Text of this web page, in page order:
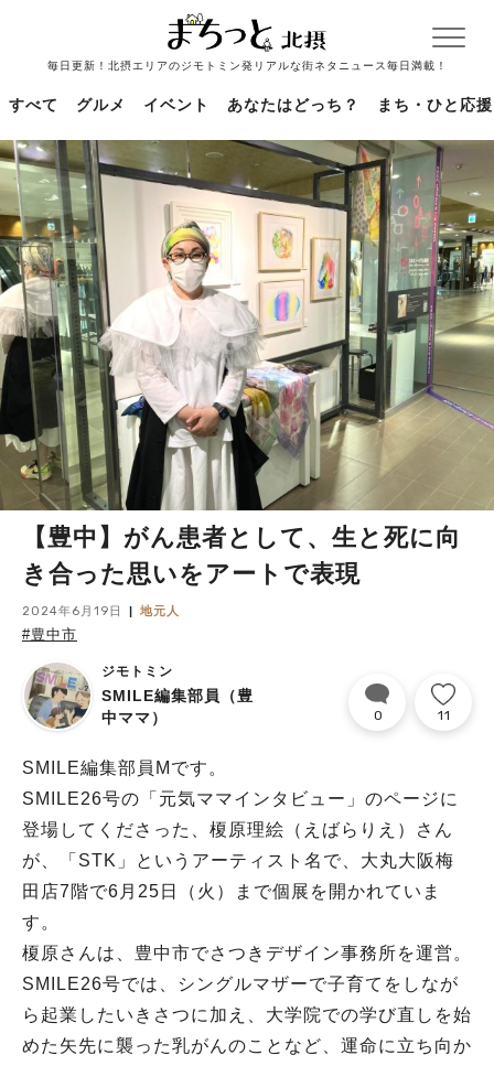
毎日更新！北摂エリアのジモトミン発リアルな街ネタニュース毎日満載！
すべて グルメ イベント あなたはどっち？ まち・ひと応援
【豊中】がん患者として、生と死に向
き合った思いをアートで表現
2024年6月19日 地元人
#豊中市
ジモトミン
SMILE編集部員（豊
中ママ）
0 11
SMILE編集部員Mです。
SMILE26号の「元気ママインタビュー」のページに
登場してくださった、榎原理絵（えばらりえ）さん
が、「STK」というアーティスト名で、大丸大阪梅
田店7階で6月25日（火）まで個展を開かれていま
す。
榎原さんは、豊中市でさつきデザイン事務所を運営。
SMILE26号では、シングルマザーで子育てをしなが
ら起業したいきさつに加え、大学院での学び直しを始
めた矢先に襲った乳がんのことなど、運命に立ち向か